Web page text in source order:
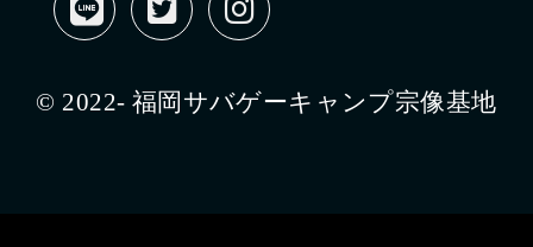
© 2022- 福岡サバゲーキャンプ宗像基地